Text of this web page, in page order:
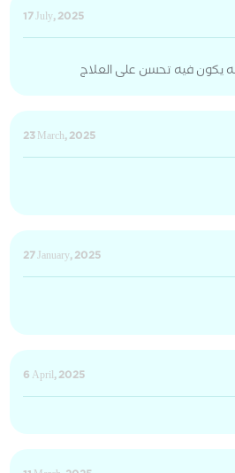
17 July, 2025
يكون فيه تحسن على العلاج
23 March, 2025
27 January, 2025
6 April, 2025